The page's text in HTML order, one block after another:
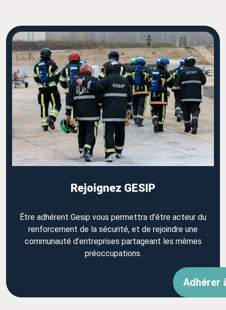
Rejoignez GESIP
Être adhérent Gesip vous permettra d’être acteur du
renforcement de la sécurité, et de rejoindre une
communauté d’entreprises partageant les mêmes
préoccupations.
Adhérer